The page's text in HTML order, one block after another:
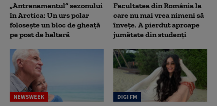
„Antrenamentul” sezonului
în Arctica: Un urs polar
folosește un bloc de gheață
pe post de halteră
Facultatea din România la
care nu mai vrea nimeni să
înveţe. A pierdut aproape
jumătate din studenţi
NEWSWEEK DIGI FM